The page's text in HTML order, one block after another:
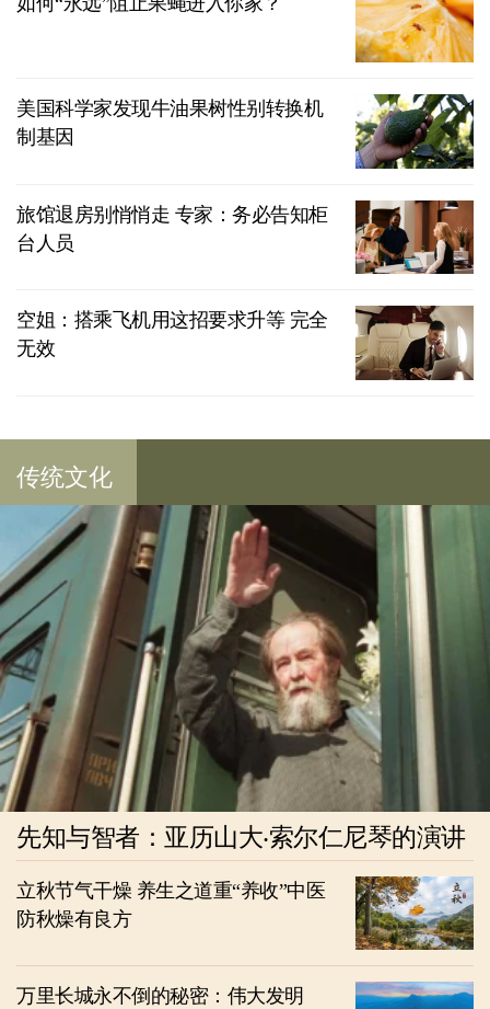
美国科学家发现牛油果树性别转换机
制基因
旅馆退房别悄悄走 专家：务必告知柜
台人员
空姐：搭乘飞机用这招要求升等 完全
无效
传统文化
先知与智者：亚历山大‧索尔仁尼琴的演讲
立秋节气干燥 养生之道重“养收”中医
防秋燥有良方
万里长城永不倒的秘密：伟大发明